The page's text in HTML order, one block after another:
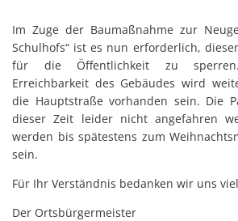
Im Zuge der Baumaßnahme zur
Schulhofs“ ist es nun erforderlich,
für die Öffentlichkeit zu
Erreichbarkeit des Gebäudes wird
die Hauptstraße vorhanden sein. Die
dieser Zeit leider nicht angefahren
werden bis spätestens zum
sein.
Für Ihr Verständnis bedanken wir uns
Der Ortsbürgermeister